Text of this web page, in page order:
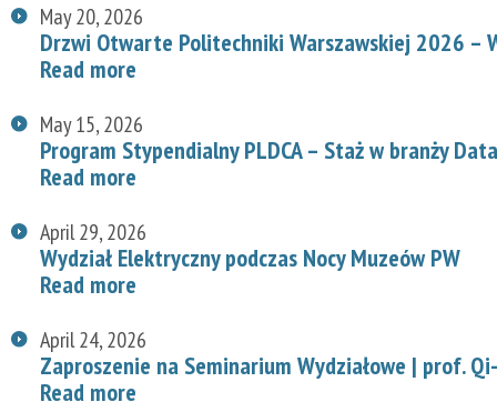
May 20, 2026
Drzwi Otwarte Politechniki Warszawskiej 2026 –
Read more
May 15, 2026
Program Stypendialny PLDCA – Staż w branży
Read more
April 29, 2026
Wydział Elektryczny podczas Nocy Muzeów PW
Read more
April 24, 2026
Zaproszenie na Seminarium Wydziałowe | prof.
Read more